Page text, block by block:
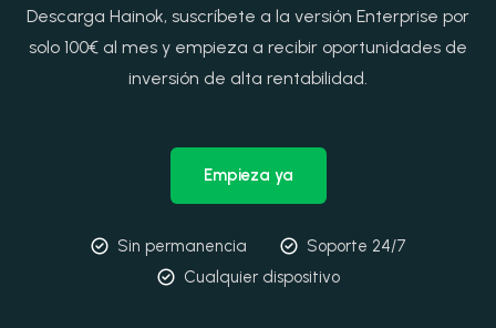
Descarga Hainok, suscríbete a la versión Enterprise por
solo 100€ al mes y empieza a recibir oportunidades de
inversión de alta rentabilidad.
Empieza ya
Sin permanencia
Soporte 24/7
Cualquier dispositivo